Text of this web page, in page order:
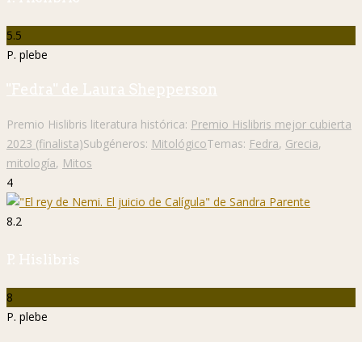
5.5
P. plebe
"Fedra" de Laura Shepperson
Premio Hislibris literatura histórica: Premio Hislibris mejor cubierta
2023 (finalista)Subgéneros: MitológicoTemas: Fedra, Grecia,
mitología, Mitos
4
8.2
P. Hislibris
8
P. plebe